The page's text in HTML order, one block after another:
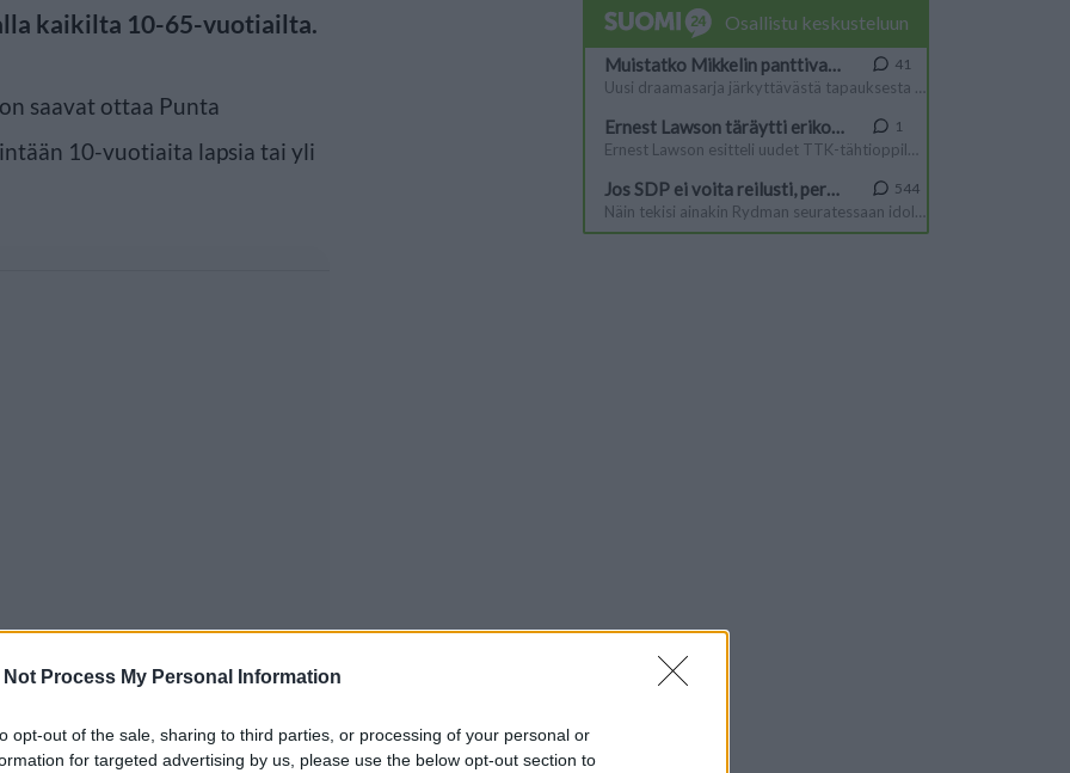
Not Process My Personal Information
opt-out of the sale, sharing to third parties, or processing of your personal or
for targeted advertising by us, please use the below opt-out section to
kaikilta 10-65-vuotiailta.
saavat ottaa Punta
10-vuotiaita lapsia tai yli